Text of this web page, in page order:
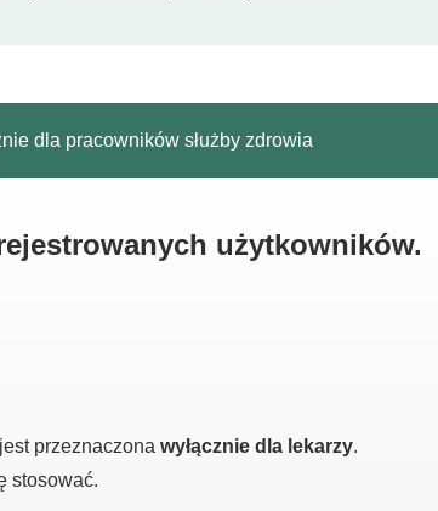
dla pracowników służby zdrowia
użytkowników.
przeznaczona wyłącznie dla lekarzy.
stosować.